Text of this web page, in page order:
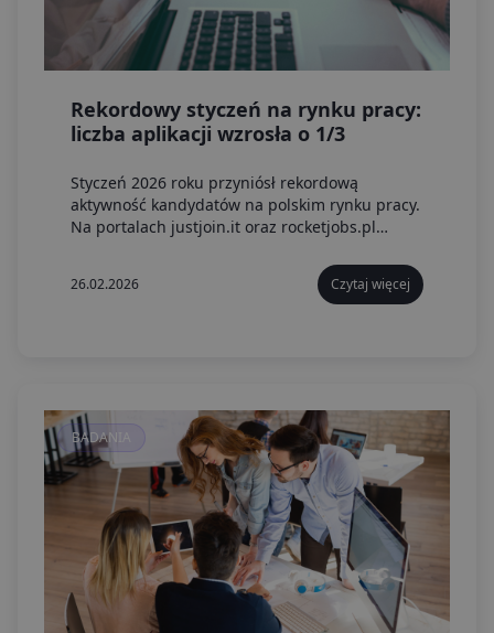
Rekordowy styczeń na rynku pracy:
liczba aplikacji wzrosła o 1/3
Styczeń 2026 roku przyniósł rekordową
aktywność kandydatów na polskim rynku pracy.
Na portalach justjoin.it oraz rocketjobs.pl
30 proc. więcej niż w analogicznym okresie
ubiegłego roku.
26.02.2026 Czytaj więcej
BADANIA